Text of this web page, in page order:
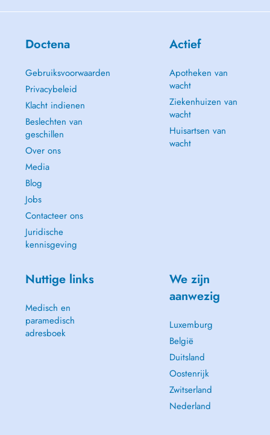
Doctena
Gebruiksvoorwaarden
Privacybeleid
Klacht indienen
Beslechten van
geschillen
Over ons
Media
Blog
Jobs
Contacteer ons
Juridische
kennisgeving
Actief
Apotheken van
wacht
Ziekenhuizen van
wacht
Huisartsen van
wacht
Nuttige links
Medisch en
paramedisch
adresboek
We zijn
aanwezig
Luxemburg
België
Duitsland
Oostenrijk
Zwitserland
Nederland